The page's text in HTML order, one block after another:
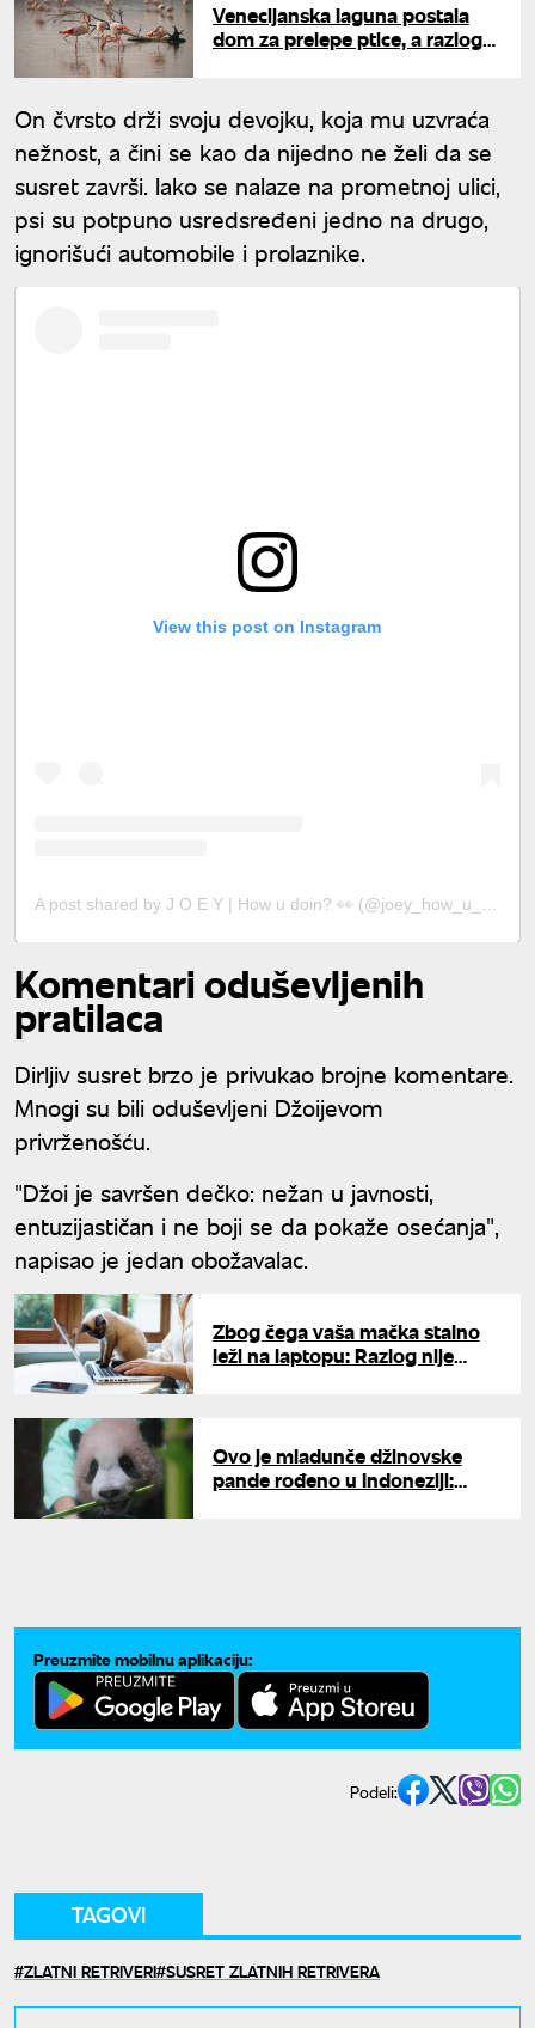
Venecijanska laguna postala
dom za prelepe ptice, a razlog
On čvrsto drži svoju devojku, koja mu uzvraća
nežnost, a čini se kao da nijedno ne želi da se
susret završi. Iako se nalaze na prometnoj ulici,
psi su potpuno usredsređeni jedno na drugo,
ignorišući automobile i prolaznike.
View this post on Instagram
Komentari oduševljenih
pratilaca
Dirljiv susret brzo je privukao brojne komentare.
Mnogi su bili oduševljeni Džoijevom
privrženošću.
"Džoi je savršen dečko: nežan u javnosti,
entuzijastičan i ne boji se da pokaže osećanja",
napisao je jedan obožavalac.
Zbog čega vaša mačka stalno
leži na laptopu: Razlog nije
Ovo je mladunče džinovske
pande rođeno u Indoneziji:
Preuzmite mobilnu aplikaciju:
Podeli:
TAGOVI
ZLATNI RETRIVERI SUSRET ZLATNIH RETRIVERA